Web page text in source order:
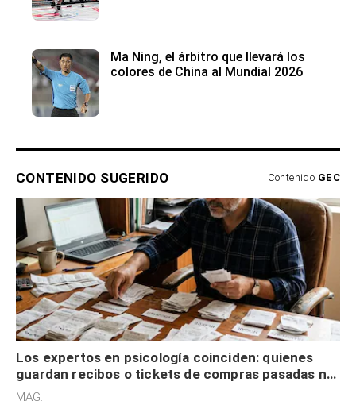
Ma Ning, el árbitro que llevará los
colores de China al Mundial 2026
CONTENIDO SUGERIDO Contenido GEC
Los expertos en psicología coinciden: quienes
guardan recibos o tickets de compras pasadas no
son acumuladores, sino que tienen necesidad de
MAG.